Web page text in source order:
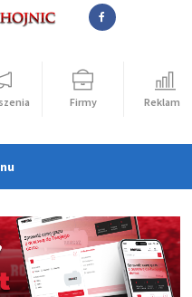
Firmy Reklama